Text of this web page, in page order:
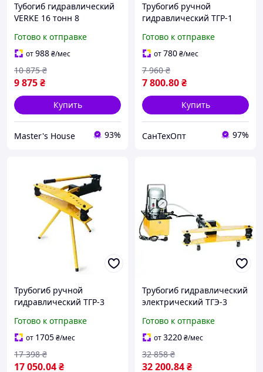
Тубогиб гидравлический
VERKE 16 тонн 8
Профессиональный
трубопровод для СТО
Трубиб универсальный
Польша
Готово к отправке
от988₴/мес
9 875₴
10 875 ₴
Купить
Master's House 93%
Трубогиб ручной
гидравлический ТГР-1
Готово к отправке
от780₴/мес
7 800.80₴
7 960 ₴
Купить
СанТехОпт 97%
Трубогиб ручной
гидравлический ТГР-3
Готово к отправке
от 1705₴/мес
17 050.04₴
17 398 ₴
Трубогиб гидравлический
электрический ТГЭ-3
Готово к отправке
от3220₴/мес
32 200.84₴
32 858 ₴